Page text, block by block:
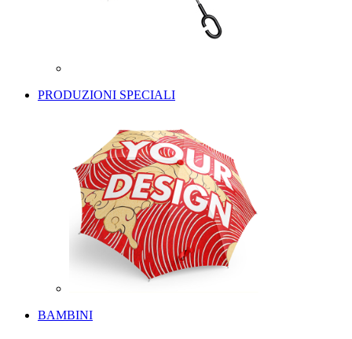
PRODUZIONI SPECIALI
BAMBINI